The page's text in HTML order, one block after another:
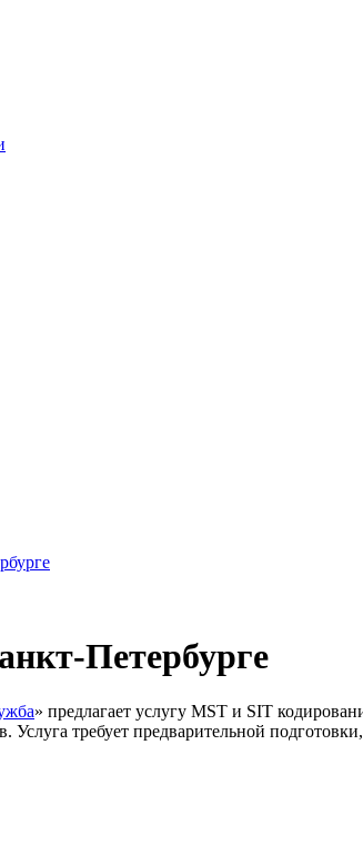
Петербурге
» предлагает услугу MST и SIT
Услуга требует предварительной